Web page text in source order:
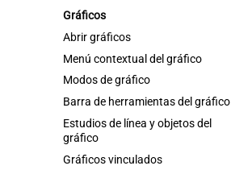
Gráficos
Abrir gráficos
Menú contextual del gráfico
Modos de gráfico
Barra de herramientas del gráfico
Estudios de línea y objetos del
gráfico
Gráficos vinculados